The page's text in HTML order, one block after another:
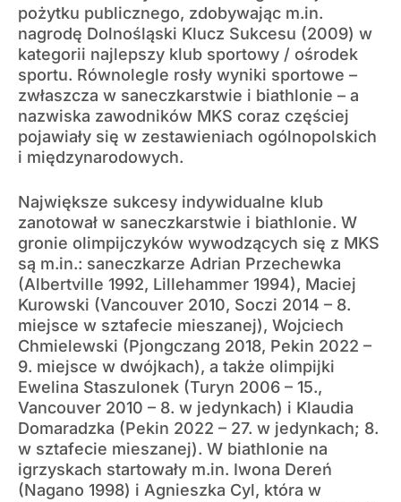
pożytku publicznego, zdobywając m.in.
nagrodę Dolnośląski Klucz Sukcesu (2009) w
kategorii najlepszy klub sportowy / ośrodek
sportu. Równolegle rosły wyniki sportowe –
zwłaszcza w saneczkarstwie i biathlonie – a
nazwiska zawodników MKS coraz częściej
pojawiały się w zestawieniach ogólnopolskich
i międzynarodowych.
Największe sukcesy indywidualne klub
zanotował w saneczkarstwie i biathlonie. W
gronie olimpijczyków wywodzących się z MKS
są m.in.: saneczkarze Adrian Przechewka
(Albertville 1992, Lillehammer 1994), Maciej
Kurowski (Vancouver 2010, Soczi 2014 – 8.
miejsce w sztafecie mieszanej), Wojciech
Chmielewski (Pjongczang 2018, Pekin 2022 –
9. miejsce w dwójkach), a także olimpijki
Ewelina Staszulonek (Turyn 2006 – 15.,
Vancouver 2010 – 8. w jedynkach) i Klaudia
Domaradzka (Pekin 2022 – 27. w jedynkach; 8.
w sztafecie mieszanej). W biathlonie na
igrzyskach startowały m.in. Iwona Dereń
(Nagano 1998) i Agnieszka Cyl, która w